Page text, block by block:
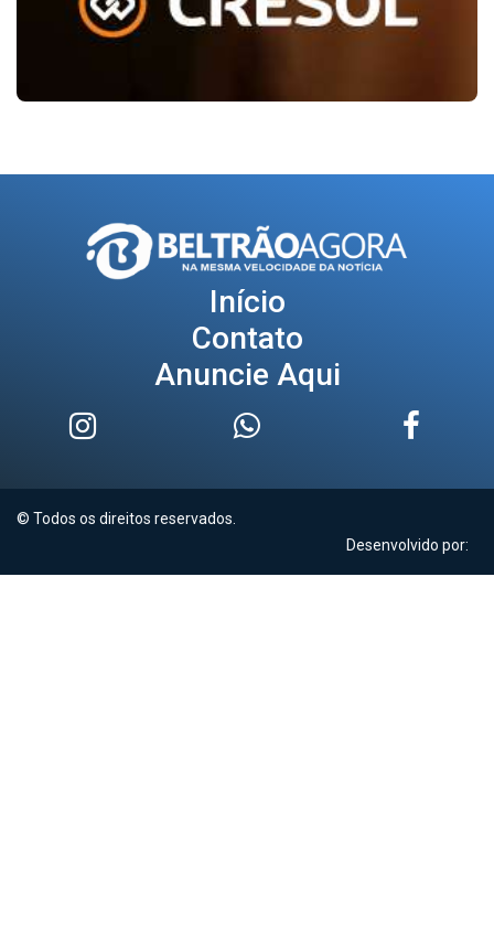
Início
Contato
Anuncie Aqui
© Todos os direitos reservados.
Desenvolvido por: